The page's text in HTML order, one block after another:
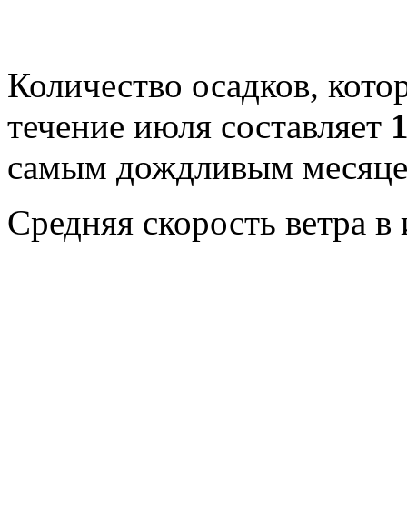
Количество осадков,
течение июля составляет
самым дождливым
Средняя скорость ветра